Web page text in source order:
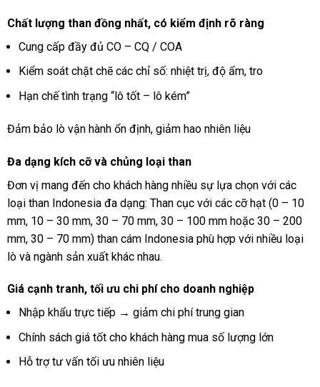
Chất lượng than đồng nhất, có kiểm định rõ ràng
Cung cấp đầy đủ CO – CQ / COA
Kiểm soát chặt chẽ các chỉ số: nhiệt trị, độ ẩm, tro
Hạn chế tình trạng “lô tốt – lô kém”
Đảm bảo lò vận hành ổn định, giảm hao nhiên liệu
Đa dạng kích cỡ và chủng loại than
Đơn vị mang đến cho khách hàng nhiều sự lựa chọn với các
loại than Indonesia đa dạng: Than cục với các cỡ hạt (0 – 10
mm, 10 – 30 mm, 30 – 70 mm, 30 – 100 mm hoặc 30 – 200
mm, 30 – 70 mm) than cám Indonesia phù hợp với nhiều loại
lò và ngành sản xuất khác nhau.
Giá cạnh tranh, tối ưu chi phí cho doanh nghiệp
Nhập khẩu trực tiếp → giảm chi phí trung gian
Chính sách giá tốt cho khách hàng mua số lượng lớn
Hỗ trợ tư vấn tối ưu nhiên liệu